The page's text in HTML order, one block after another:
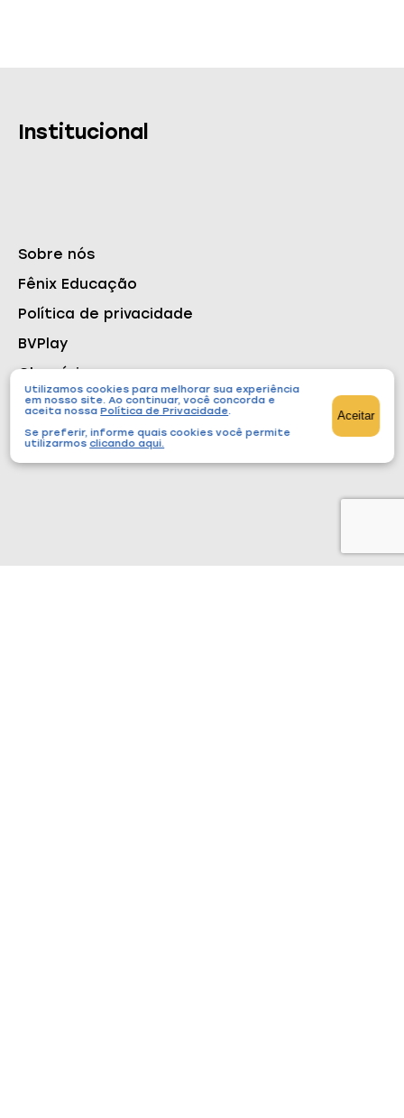
Utilizamos cookies para melhorar sua experiência
em nosso site. Ao continuar, você concorda e
aceita nossaPolítica de Privacidade.
Se preferir, informe quais cookies você permite
utilizarmosclicando aqui.
Aceitar
Institucional
Sobre nós
Fênix Educação
Política de privacidade
BVPlay
Glossário